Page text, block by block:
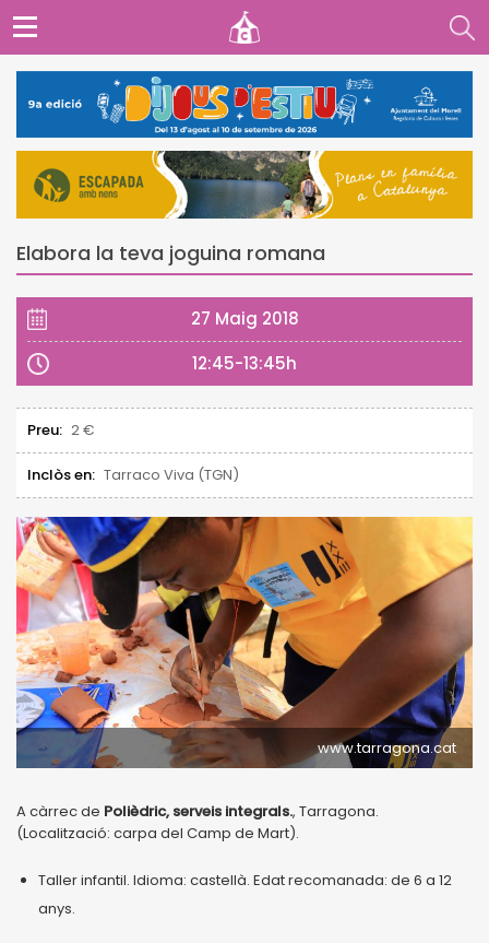
Elabora la teva joguina romana
27 Maig 2018
12:45-13:45h
Preu: 2 €
Inclòs en: Tarraco Viva (TGN)
www.tarragona.cat
A càrrec de Polièdric, serveis integrals., Tarragona.
(Localització: carpa del Camp de Mart).
Taller infantil. Idioma: castellà. Edat recomanada: de 6 a 12
anys.